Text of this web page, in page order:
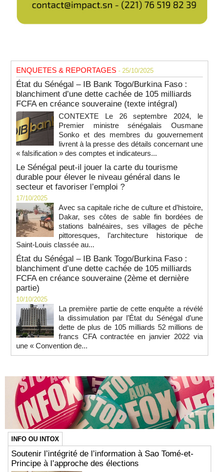
ENQUETES & REPORTAGES - 25/10/2025
État du Sénégal – IB Bank Togo/Burkina Faso :
blanchiment d’une dette cachée de 105 milliards
FCFA en créance souveraine (texte intégral)
CONTEXTE Le 26 septembre 2024, le
Premier ministre sénégalais Ousmane
Sonko et des membres du gouvernement
livrent à la presse des détails concernant une
« falsification » des comptes et indicateurs...
Le Sénégal peut-il jouer la carte du tourisme
durable pour élever le niveau général dans le
secteur et favoriser l’emploi ?
17/10/2025
Avec sa capitale riche de culture et d’histoire,
Dakar, ses côtes de sable fin bordées de
stations balnéaires, ses villages de pêche
pittoresques, l’architecture historique de
Saint-Louis classée au...
État du Sénégal – IB Bank Togo/Burkina Faso :
blanchiment d’une dette cachée de 105 milliards
FCFA en créance souveraine (2ème et dernière
partie)
10/10/2025
La première partie de cette enquête a révélé
la dissimulation par l’État du Sénégal d’une
dette de plus de 105 milliards 52 millions de
francs CFA contractée en janvier 2022 via
une « Convention de...
INFO OU INTOX
Soutenir l’intégrité de l’information à Sao Tomé-et-
Principe à l’approche des élections